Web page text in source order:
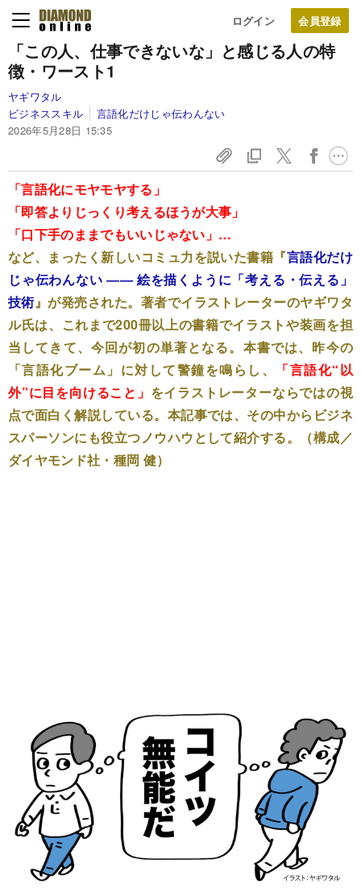
ログイン
「この人、仕事できないな」と感じる人の特
徴・ワースト1
ヤギワタル
ビジネススキル
言語化だけじゃ伝わんない
2026年5月28日 15:35
「言語化にモヤモヤする」
「即答よりじっくり考えるほうが大事」
「口下手のままでもいいじゃない」…
など、まったく新しいコミュ力を説いた書籍『言語化だけ
じゃ伝わんない ―― 絵を描くように「考える・伝える」
技術』が発売された。著者でイラストレーターのヤギワタ
ル氏は、これまで200冊以上の書籍でイラストや装画を担
当してきて、今回が初の単著となる。本書では、昨今の
「言語化ブーム」に対して警鐘を鳴らし、
「言語化“以
外”に目を向けること」 をイラストレーターならではの視
点で面白く解説している。本記事では、その中からビジネ
スパーソンにも役立つノウハウとして紹介する。（構成／
ダイヤモンド社・種岡 健）